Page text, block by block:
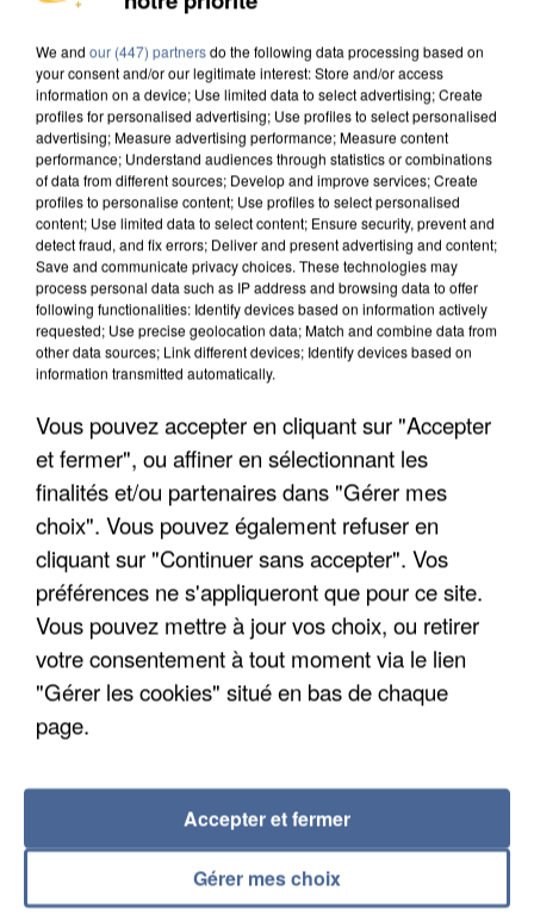
MAFIA INTERPELLÉ EN ALGÉRIE
UN SECOND CADRE DE LA DZ MAFIA
INTERPELLÉ EN ALGÉRIE
UNE TOURISTE DE L’OISE EMPORTÉE PAR UNE
We and our (447) partnersdo the following data processing based on
your consent and/or our legitimate interest: Store and/or access
information on a device; Use limited data to select advertising; Create
profiles for personalised advertising; Use profiles to select personalised
advertising; Measure advertising performance; Measure content
performance; Understand audiences through statistics or combinations
of data from different sources; Develop and improve services; Create
profiles to personalise content; Use profiles to select personalised
content; Use limited data to select content; Ensure security, prevent and
detect fraud, and fix errors; Deliver and present advertising and content;
Save and communicate privacy choices. These technologies may
process personal data such as IP address and browsing data to offer
following functionalities: Identify devices based on information actively
requested; Use precise geolocation data; Match and combine data from
other data sources; Link different devices; Identify devices based on
information transmitted automatically.
Vous pouvez accepter en cliquant sur "Accepter
et fermer", ou affiner en sélectionnant les
finalités et/ou partenaires dans "Gérer mes
choix". Vous pouvez également refuser en
cliquant sur "Continuer sans accepter". Vos
préférences ne s'appliqueront que pour ce site.
Vous pouvez mettre à jour vos choix, ou retirer
votre consentement à tout moment via le lien
"Gérer les cookies" situé en bas de chaque
page.
Gérer mes choix
Accepter et fermer